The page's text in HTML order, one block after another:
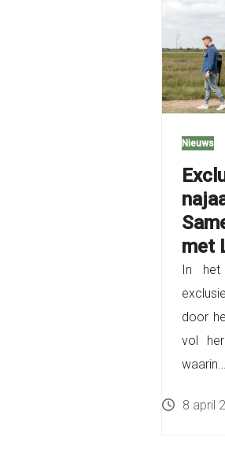
Nieuws
met
In
door
vol
waarin…
8 april